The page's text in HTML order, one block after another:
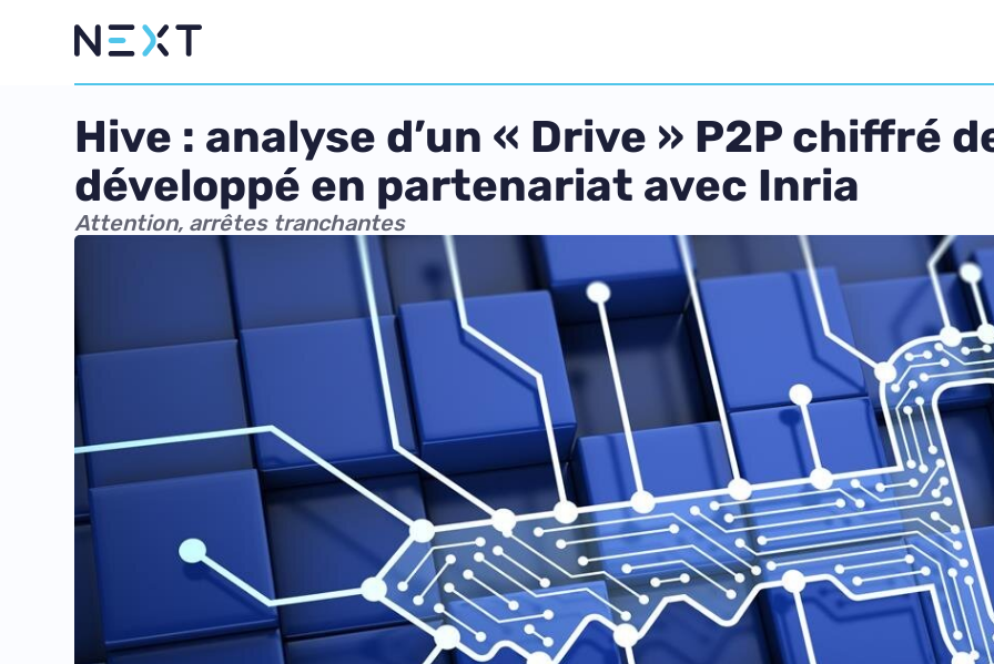
Hive : analyse d’un « Drive » P2P chiffré
développé en partenariat avec Inria
Attention, arrêtes tranchantes